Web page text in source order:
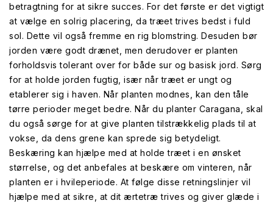
betragtning for at sikre succes. For det første er det vigtigt
at vælge en solrig placering, da træet trives bedst i fuld
sol. Dette vil også fremme en rig blomstring. Desuden bør
jorden være godt drænet, men derudover er planten
forholdsvis tolerant over for både sur og basisk jord. Sørg
for at holde jorden fugtig, især når træet er ungt og
etablerer sig i haven. Når planten modnes, kan den tåle
tørre perioder meget bedre. Når du planter Caragana, skal
du også sørge for at give planten tilstrækkelig plads til at
vokse, da dens grene kan sprede sig betydeligt.
Beskæring kan hjælpe med at holde træet i en ønsket
størrelse, og det anbefales at beskære om vinteren, når
planten er i hvileperiode. At følge disse retningslinjer vil
hjælpe med at sikre, at dit ærtetræ trives og giver glæde i